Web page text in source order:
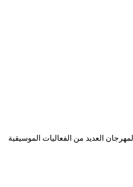
العديد من الفعاليات الموسيقية